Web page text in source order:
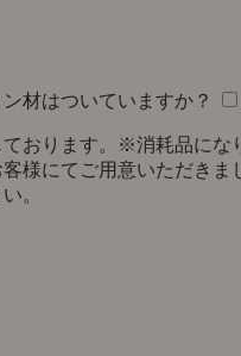
材はついていますか？
ております。※消耗品にな
様にてご用意いただきま
。